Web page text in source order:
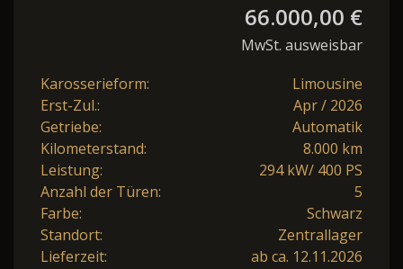
66.000,00 €
MwSt. ausweisbar
Karosserieform:
Limousine
Erst-Zul.:
Apr / 2026
Getriebe:
Automatik
Kilometerstand:
8.000 km
Leistung:
294 kW/ 400 PS
Anzahl der Türen:
5
Farbe:
Schwarz
Standort:
Zentrallager
Lieferzeit:
ab ca. 12.11.2026